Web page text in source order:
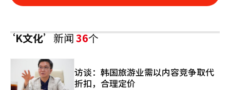
‘K文化’新闻36个
访谈：韩国旅游业需以内容竞争取代
折扣，合理定价